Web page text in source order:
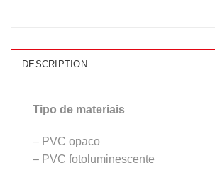
DESCRIPTION
Tipo de materiais
– PVC opaco
– PVC fotoluminescente